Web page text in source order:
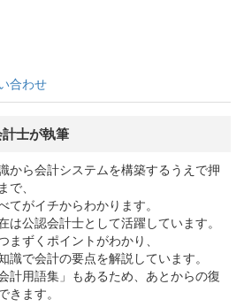
合わせ
士が執筆
から会計システムを構築するうえで押
で、
てがイチからわかります。
は公認会計士として活躍しています。
まずくポイントがわかり、
識で会計の要点を解説しています。
計用語集」もあるため、あとからの復
きます。